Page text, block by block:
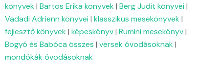
könyvek | Bartos Erika könyvek | Berg Judit könyvei |
Vadadi Adrienn könyvei | klasszikus mesekönyvek |
fejlesztő könyvek | képeskönyv| Rumini mesekönyv|
Bogyó és Babóca összes | versek óvodásoknak |
mondókák óvodásoknak